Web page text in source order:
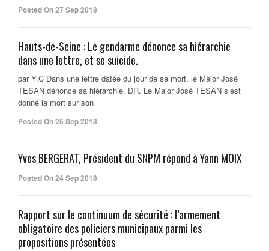
Posted On 27 Sep 2018
Hauts-de-Seine : Le gendarme dénonce sa hiérarchie
dans une lettre, et se suicide.
par Y.C Dans une lettre datée du jour de sa mort, le Major José
TESAN dénonce sa hiérarchie. DR. Le Major José TESAN s’est
donné la mort sur son
Posted On 25 Sep 2018
Yves BERGERAT, Président du SNPM répond à Yann MOIX
Posted On 24 Sep 2018
Rapport sur le continuum de sécurité : l’armement
obligatoire des policiers municipaux parmi les
propositions présentées